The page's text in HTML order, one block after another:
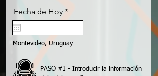
Fecha de Hoy *r
e
u
i
d
Montevideo, Uruguay
PASO #1 - Introducir la información